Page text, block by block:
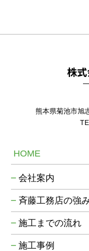
株
熊本県菊池市旭
HOME
会社案内
斉藤工務店の強
施工までの流れ
施工事例